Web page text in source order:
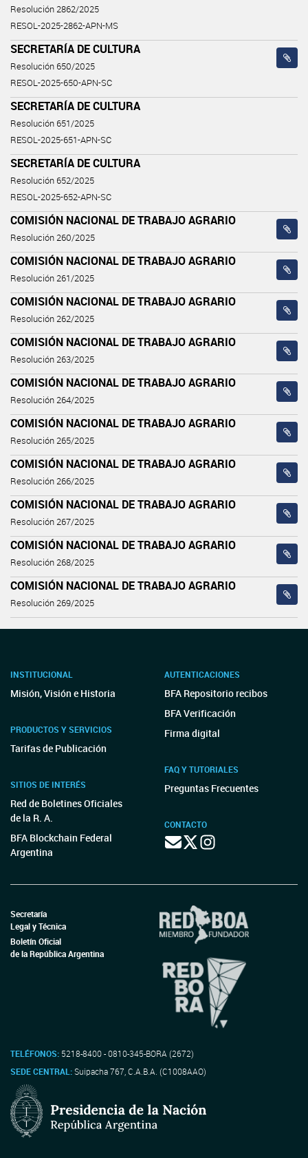
Resolución 2862/2025
RESOL-2025-2862-APN-MS
SECRETARÍA DE CULTURA
Resolución 650/2025
RESOL-2025-650-APN-SC
SECRETARÍA DE CULTURA
Resolución 651/2025
RESOL-2025-651-APN-SC
SECRETARÍA DE CULTURA
Resolución 652/2025
RESOL-2025-652-APN-SC
COMISIÓN NACIONAL DE TRABAJO AGRARIO
Resolución 260/2025
COMISIÓN NACIONAL DE TRABAJO AGRARIO
Resolución 261/2025
COMISIÓN NACIONAL DE TRABAJO AGRARIO
Resolución 262/2025
COMISIÓN NACIONAL DE TRABAJO AGRARIO
Resolución 263/2025
COMISIÓN NACIONAL DE TRABAJO AGRARIO
Resolución 264/2025
COMISIÓN NACIONAL DE TRABAJO AGRARIO
Resolución 265/2025
COMISIÓN NACIONAL DE TRABAJO AGRARIO
Resolución 266/2025
COMISIÓN NACIONAL DE TRABAJO AGRARIO
Resolución 267/2025
COMISIÓN NACIONAL DE TRABAJO AGRARIO
Resolución 268/2025
COMISIÓN NACIONAL DE TRABAJO AGRARIO
Resolución 269/2025
INSTITUCIONAL
Misión, Visión e Historia
PRODUCTOS Y SERVICIOS
Tarifas de Publicación
SITIOS DE INTERÉS
Red de Boletines Oficiales
de la R. A.
BFA Blockchain Federal
Argentina
AUTENTICACIONES
BFA Repositorio recibos
BFA Verificación
Firma digital
FAQ Y TUTORIALES
Preguntas Frecuentes
CONTACTO
Secretaría
Legal y Técnica
Boletín Oficial
de la República Argentina
TELÉFONOS: 5218-8400 - 0810-345-BORA (2672)
SEDE CENTRAL:Suipacha 767, C.A.B.A. (C1008AAO)